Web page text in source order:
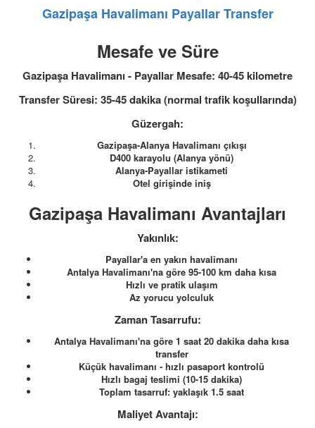
Gazipaşa Havalimanı Payallar Transfer
Mesafe ve Süre
Gazipaşa Havalimanı - Payallar Mesafe: 40-45 kilometre
Transfer Süresi: 35-45 dakika (normal trafik koşullarında)
Güzergah:
Gazipaşa-Alanya Havalimanı çıkışı
D400 karayolu (Alanya yönü)
Alanya-Payallar istikameti
Otel girişinde iniş
Gazipaşa Havalimanı Avantajları
Yakınlık:
Payallar'a en yakın havalimanı
Antalya Havalimanı'na göre 95-100 km daha kısa
Hızlı ve pratik ulaşım
Az yorucu yolculuk
Zaman Tasarrufu:
Antalya Havalimanı'na göre 1 saat 20 dakika daha kısa
transfer
Küçük havalimanı - hızlı pasaport kontrolü
Hızlı bagaj teslimi (10-15 dakika)
Toplam tasarruf: yaklaşık 1.5 saat
Maliyet Avantajı: